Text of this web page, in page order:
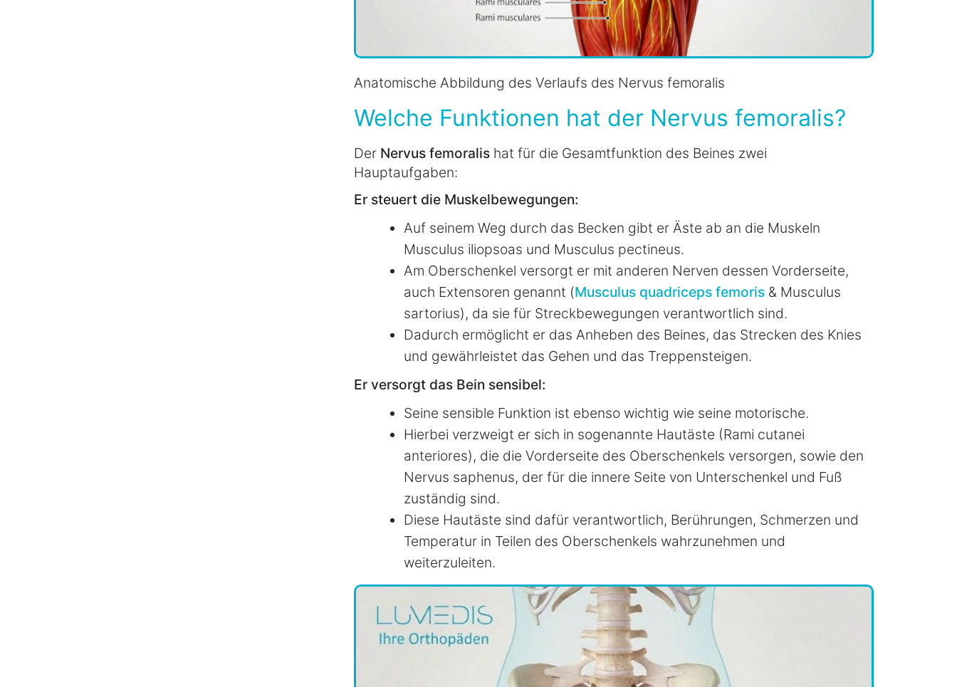
Anatomische Abbildung des Verlaufs des Nervus femoralis
Welche Funktionen hat der Nervus femoralis?
Der Nervus femoralis hat für die Gesamtfunktion des Beines zwei
Hauptaufgaben:
Er steuert die Muskelbewegungen:
Auf seinem Weg durch das Becken gibt er Äste ab an die Muskeln
Musculus iliopsoas und Musculus pectineus.
Am Oberschenkel versorgt er mit anderen Nerven dessen Vorderseite,
auch Extensoren genannt (Musculus quadriceps femoris & Musculus
sartorius), da sie für Streckbewegungen verantwortlich sind.
Dadurch ermöglicht er das Anheben des Beines, das Strecken des Knies
und gewährleistet das Gehen und das Treppensteigen.
Er versorgt das Bein sensibel:
Seine sensible Funktion ist ebenso wichtig wie seine motorische.
Hierbei verzweigt er sich in sogenannte Hautäste (Rami cutanei
anteriores), die die Vorderseite des Oberschenkels versorgen, sowie den
Nervus saphenus, der für die innere Seite von Unterschenkel und Fuß
zuständig sind.
Diese Hautäste sind dafür verantwortlich, Berührungen, Schmerzen und
Temperatur in Teilen des Oberschenkels wahrzunehmen und
weiterzuleiten.